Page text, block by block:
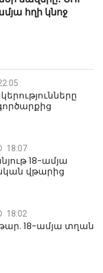
հղի կնոջ
18:07
18-ամյա
վթարից
18:02
18-ամյա տղան